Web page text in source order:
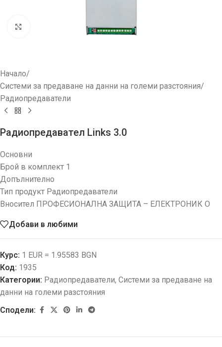
Начало/
Системи за предаване на данни на големи разстояния/
Радиопредаватели
Радиопредавател Links 3.0
Основни
Брой в комплект 1
Допълнително
Тип продукт Радиопредаватели
Вносител ПРОФЕСИОНАЛНА ЗАЩИТА – ЕЛЕКТРОНИК О
Добави в любими
Курс: 1 EUR = 1.95583 BGN
Код: 1935
Категории: Радиопредаватели, Системи за предаване на
данни на големи разстояния
Сподели: